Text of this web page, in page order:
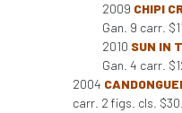
2009 CHIPI
Gan. 9 carr.
2010 SUN IN
Gan. 4 carr.
2004
carr. 2 figs. cls.